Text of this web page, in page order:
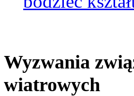
Wyzwania
wiatrowych